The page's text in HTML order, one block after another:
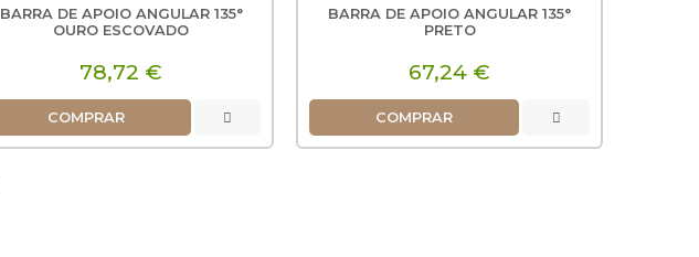
BARRA DE APOIO ANGULAR 135°
OURO ESCOVADO
78,72 €
COMPRAR
BARRA DE APOIO ANGULAR 135°
PRETO
67,24 €
COMPRAR